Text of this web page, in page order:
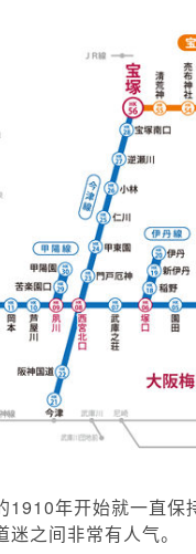
年开始就一直保
之间非常有人气。